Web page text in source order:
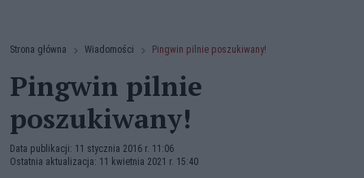
Strona główna Wiadomości Pingwin pilnie poszukiwany!
Pingwin pilnie
poszukiwany!
Data publikacji: 11 stycznia 2016 r. 11:06
Ostatnia aktualizacja: 11 kwietnia 2021 r. 15:40